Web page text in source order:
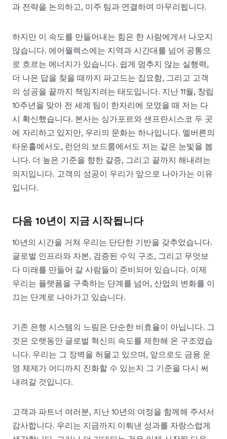
과 전략을 논의하고, 미주 팀과 연결하며 마무리됩니다.
하지만 이 속도를 만들어내는 힘은 한 사람에게서 나오지
않습니다. 에어월렉스에는 지역과 시간대를 넘어 공통으
로 흐르는 에너지가 있습니다. 쉽게 멈추지 않는 실행력,
더 나은 답을 찾을 때까지 파고드는 집요함, 그리고 고객
의 성공을 끝까지 책임지려는 태도입니다. 지난 11월, 창립
10주년을 맞아 전 세계 팀이 한자리에 모였을 때 저는 다
시 확신했습니다. 본사는 싱가포르와 샌프란시스코 두 곳
에 자리하고 있지만, 우리의 문화는 하나입니다. 멜버른의
타운홀에서도, 런던의 보드룸에서도 저는 같은 눈빛을 봅
니다. 더 높은 기준을 향한 갈증, 그리고 끝까지 해내려는
의지입니다. 고객의 성공이 우리가 앞으로 나아가는 이유
입니다.
다음 10년이 지금 시작됩니다
10년의 시간을 거쳐 우리는 단단한 기반을 갖추었습니다.
글로벌 인프라와 자본, 검증된 수익 구조, 그리고 무엇보
다 미래를 만들어 갈 사람들이 준비되어 있습니다. 이제
우리는 플랫폼을 구축하는 단계를 넘어, 산업의 변화를 이
끄는 단계로 나아가고 있습니다.
기존 은행 시스템의 느림은 단순한 비효율이 아닙니다. 그
것은 오랫동안 글로벌 혁신의 속도를 제한해 온 구조였습
니다. 우리는 그 장벽을 허물고 있으며, 앞으로도 금융 운
영 체제가 어디까지 진화할 수 있는지 그 기준을 다시 써
내려갈 것입니다.
고객과 파트너 여러분, 지난 10년의 여정을 함께해 주셔서
감사합니다. 우리는 지금까지 이뤄낸 성과를 자랑스럽게